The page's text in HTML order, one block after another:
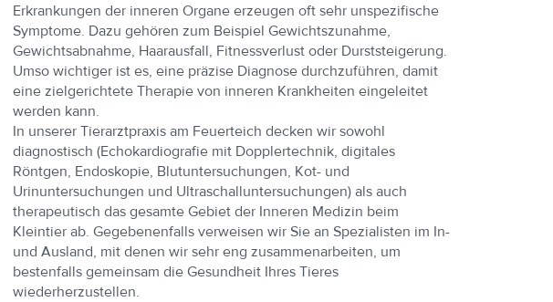
Erkrankungen der inneren Organe erzeugen oft sehr unspezifische
Symptome. Dazu gehören zum Beispiel Gewichtszunahme,
Gewichtsabnahme, Haarausfall, Fitnessverlust oder Durststeigerung.
Umso wichtiger ist es, eine präzise Diagnose durchzuführen, damit
eine zielgerichtete Therapie von inneren Krankheiten eingeleitet
werden kann.
In unserer Tierarztpraxis am Feuerteich decken wir sowohl
diagnostisch (Echokardiografie mit Dopplertechnik, digitales
Röntgen, Endoskopie, Blutuntersuchungen, Kot- und
Urinuntersuchungen und Ultraschalluntersuchungen) als auch
therapeutisch das gesamte Gebiet der Inneren Medizin beim
Kleintier ab. Gegebenenfalls verweisen wir Sie an Spezialisten im In-
und Ausland, mit denen wir sehr eng zusammenarbeiten, um
bestenfalls gemeinsam die Gesundheit Ihres Tieres
wiederherzustellen.